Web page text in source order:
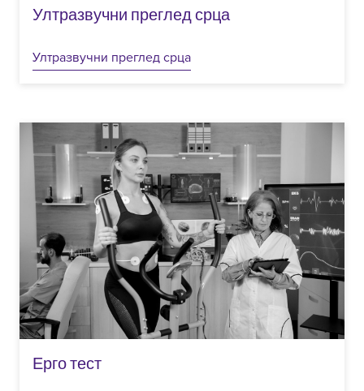
Ултразвучни преглед срца
Ултразвучни преглед срца
Ерго тест